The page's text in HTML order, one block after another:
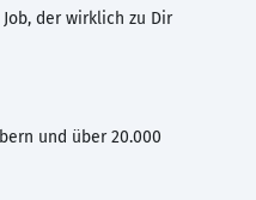
der wirklich zu Dir
und über 20.000